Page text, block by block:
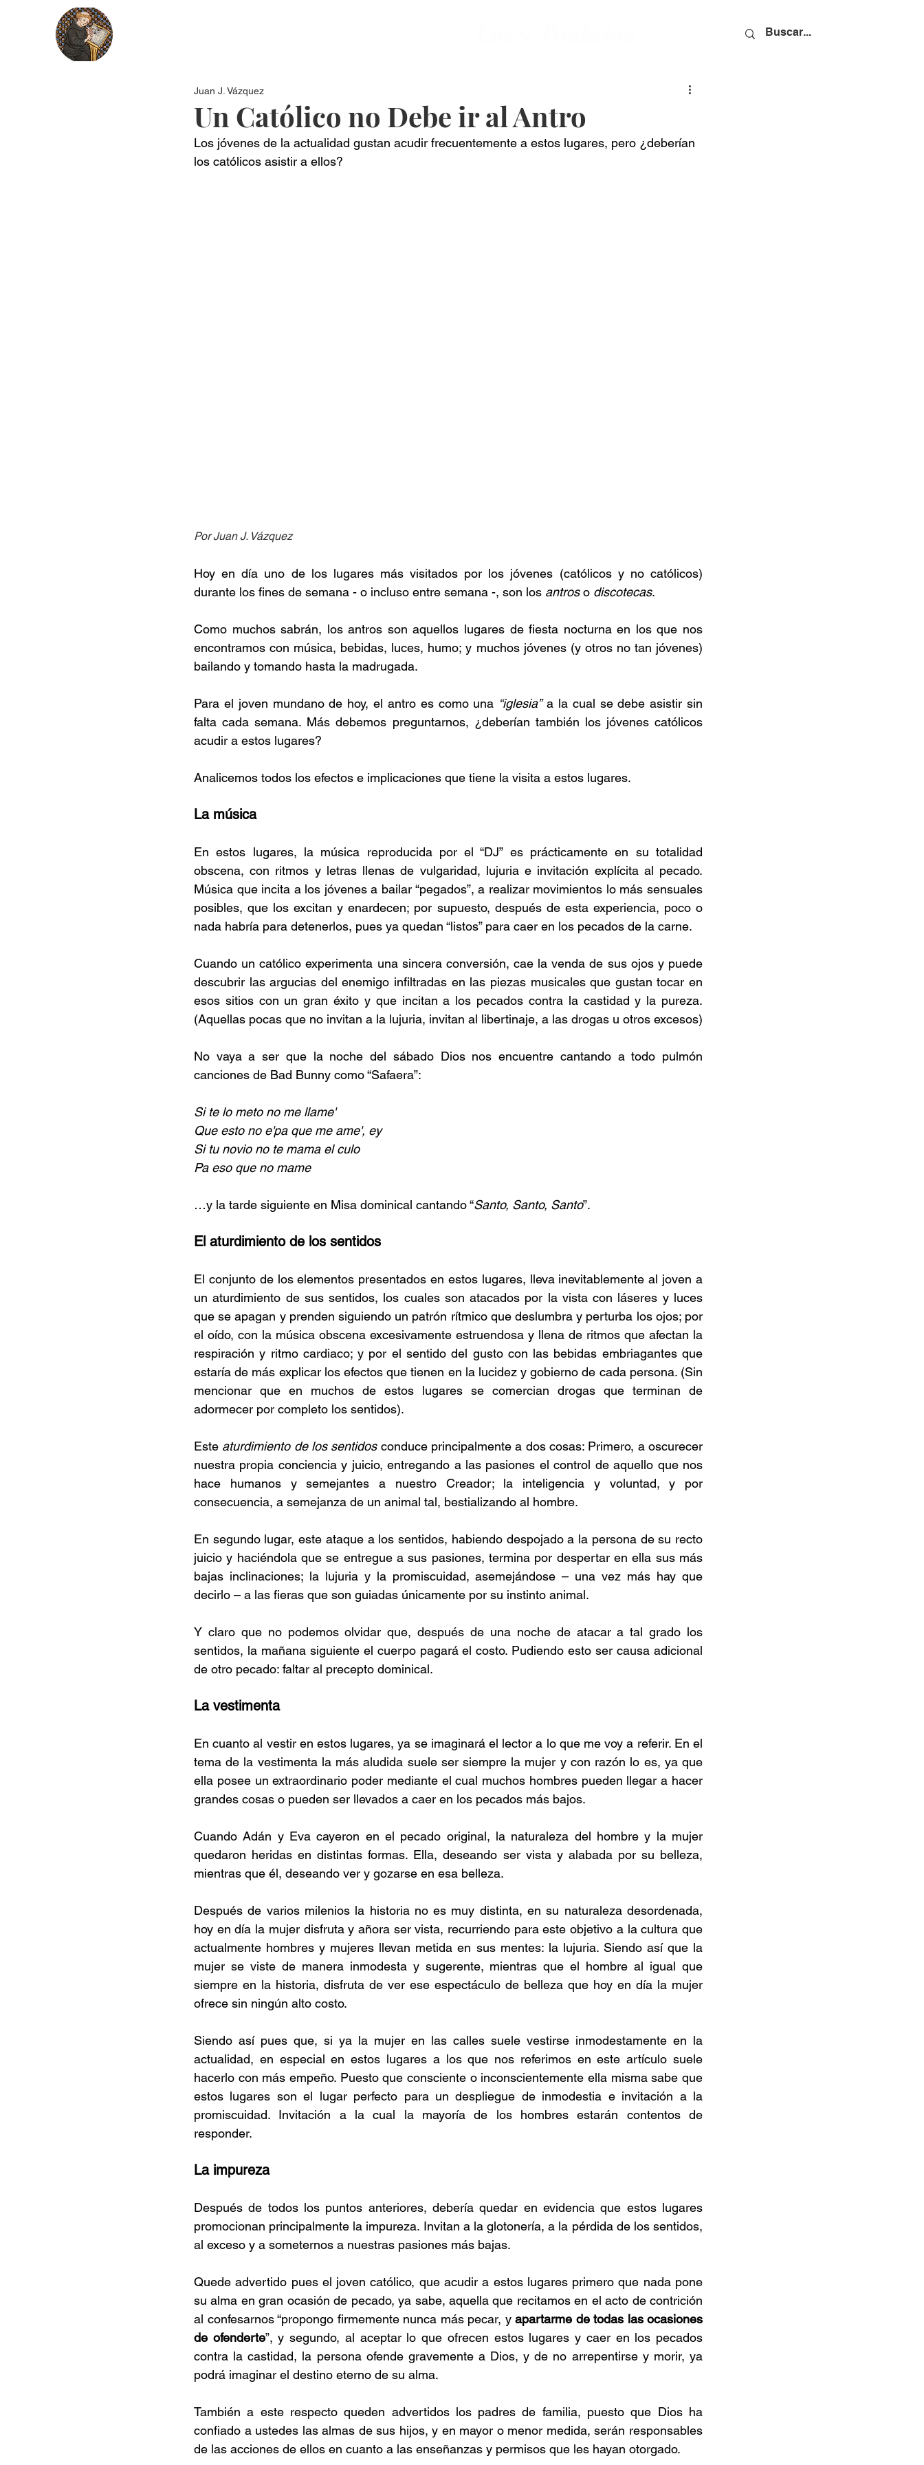
Un Católico no Debe ir al Antro
Juan J. Vázquez
Los jóvenes de la actualidad gustan acudir frecuentemente a estos lugares, pero ¿deberían
los católicos asistir a ellos?
Por Juan J. Vázquez
Hoy en día uno de los lugares más visitados por los jóvenes (católicos y no católicos)
durante los fines de semana - o incluso entre semana -, son los antros o discotecas.
Como muchos sabrán, los antros son aquellos lugares de fiesta nocturna en los que nos
encontramos con música, bebidas, luces, humo; y muchos jóvenes (y otros no tan jóvenes)
bailando y tomando hasta la madrugada.
Para el joven mundano de hoy, el antro es como una “iglesia” a la cual se debe asistir sin
falta cada semana. Más debemos preguntarnos, ¿deberían también los jóvenes católicos
acudir a estos lugares?
Analicemos todos los efectos e implicaciones que tiene la visita a estos lugares.
La música
En estos lugares, la música reproducida por el “DJ” es prácticamente en su totalidad
obscena, con ritmos y letras llenas de vulgaridad, lujuria e invitación explícita al pecado.
Música que incita a los jóvenes a bailar “pegados”, a realizar movimientos lo más sensuales
posibles, que los excitan y enardecen; por supuesto, después de esta experiencia, poco o
nada habría para detenerlos, pues ya quedan “listos” para caer en los pecados de la carne.
Cuando un católico experimenta una sincera conversión, cae la venda de sus ojos y puede
descubrir las argucias del enemigo infiltradas en las piezas musicales que gustan tocar en
esos sitios con un gran éxito y que incitan a los pecados contra la castidad y la pureza.
(Aquellas pocas que no invitan a la lujuria, invitan al libertinaje, a las drogas u otros excesos)
No vaya a ser que la noche del sábado Dios nos encuentre cantando a todo pulmón
canciones de Bad Bunny como “Safaera”:
Si te lo meto no me llame'
Que esto no e'pa que me ame', ey
Si tu novio no te mama el culo
Pa eso que no mame
…y la tarde siguiente en Misa dominical cantando “Santo, Santo, Santo”.
El aturdimiento de los sentidos
El conjunto de los elementos presentados en estos lugares, lleva inevitablemente al joven a
un aturdimiento de sus sentidos, los cuales son atacados por la vista con láseres y luces
que se apagan y prenden siguiendo un patrón rítmico que deslumbra y perturba los ojos; por
el oído, con la música obscena excesivamente estruendosa y llena de ritmos que afectan la
respiración y ritmo cardiaco; y por el sentido del gusto con las bebidas embriagantes que
estaría de más explicar los efectos que tienen en la lucidez y gobierno de cada persona. (Sin
mencionar que en muchos de estos lugares se comercian drogas que terminan de
adormecer por completo los sentidos).
Este aturdimiento de los sentidos conduce principalmente a dos cosas: Primero, a oscurecer
nuestra propia conciencia y juicio, entregando a las pasiones el control de aquello que nos
hace humanos y semejantes a nuestro Creador; la inteligencia y voluntad, y por
consecuencia, a semejanza de un animal tal, bestializando al hombre.
En segundo lugar, este ataque a los sentidos, habiendo despojado a la persona de su recto
juicio y haciéndola que se entregue a sus pasiones, termina por despertar en ella sus más
bajas inclinaciones; la lujuria y la promiscuidad, asemejándose – una vez más hay que
decirlo – a las fieras que son guiadas únicamente por su instinto animal.
Y claro que no podemos olvidar que, después de una noche de atacar a tal grado los
sentidos, la mañana siguiente el cuerpo pagará el costo. Pudiendo esto ser causa adicional
de otro pecado: faltar al precepto dominical.
La vestimenta
En cuanto al vestir en estos lugares, ya se imaginará el lector a lo que me voy a referir. En el
tema de la vestimenta la más aludida suele ser siempre la mujer y con razón lo es, ya que
ella posee un extraordinario poder mediante el cual muchos hombres pueden llegar a hacer
grandes cosas o pueden ser llevados a caer en los pecados más bajos.
Cuando Adán y Eva cayeron en el pecado original, la naturaleza del hombre y la mujer
quedaron heridas en distintas formas. Ella, deseando ser vista y alabada por su belleza,
mientras que él, deseando ver y gozarse en esa belleza.
Después de varios milenios la historia no es muy distinta, en su naturaleza desordenada,
hoy en día la mujer disfruta y añora ser vista, recurriendo para este objetivo a la cultura que
actualmente hombres y mujeres llevan metida en sus mentes: la lujuria. Siendo así que la
mujer se viste de manera inmodesta y sugerente, mientras que el hombre al igual que
siempre en la historia, disfruta de ver ese espectáculo de belleza que hoy en día la mujer
ofrece sin ningún alto costo.
Siendo así pues que, si ya la mujer en las calles suele vestirse inmodestamente en la
actualidad, en especial en estos lugares a los que nos referimos en este artículo suele
hacerlo con más empeño. Puesto que consciente o inconscientemente ella misma sabe que
estos lugares son el lugar perfecto para un despliegue de inmodestia e invitación a la
promiscuidad. Invitación a la cual la mayoría de los hombres estarán contentos de
responder.
La impureza
Después de todos los puntos anteriores, debería quedar en evidencia que estos lugares
promocionan principalmente la impureza. Invitan a la glotonería, a la pérdida de los sentidos,
al exceso y a someternos a nuestras pasiones más bajas.
Quede advertido pues el joven católico, que acudir a estos lugares primero que nada pone
su alma en gran ocasión de pecado, ya sabe, aquella que recitamos en el acto de contrición
al confesarnos “propongo firmemente nunca más pecar, y apartarme de todas las ocasiones
de ofenderte”, y segundo, al aceptar lo que ofrecen estos lugares y caer en los pecados
contra la castidad, la persona ofende gravemente a Dios, y de no arrepentirse y morir, ya
podrá imaginar el destino eterno de su alma.
También a este respecto queden advertidos los padres de familia, puesto que Dios ha
confiado a ustedes las almas de sus hijos, y en mayor o menor medida, serán responsables
de las acciones de ellos en cuanto a las enseñanzas y permisos que les hayan otorgado.